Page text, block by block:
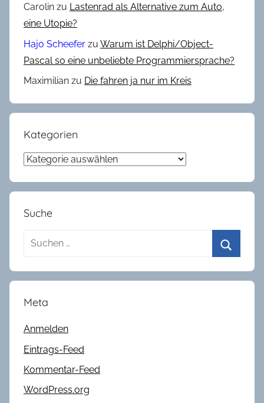
Carolin zu Lastenrad als Alternative zum Auto,
eine Utopie?
Hajo Scheefer zu Warum ist Delphi/Object-
Pascal so eine unbeliebte Programmiersprache?
Maximilian zu Die fahren ja nur im Kreis
Kategorien
Kategorien
Suche
Suchen
Meta
Anmelden
Eintrags-Feed
Kommentar-Feed
WordPress.org